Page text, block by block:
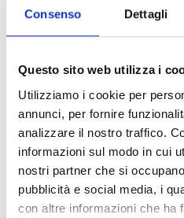
Consenso Dettagli
Questo sito web utilizza i
Utilizziamo i cookie per
annunci, per fornire
analizzare il nostro traffico.
informazioni sul modo in cui
nostri partner che si
pubblicità e social media, i
con altre informazioni che ha
Orecchini serpenti viper
diamanti -
€